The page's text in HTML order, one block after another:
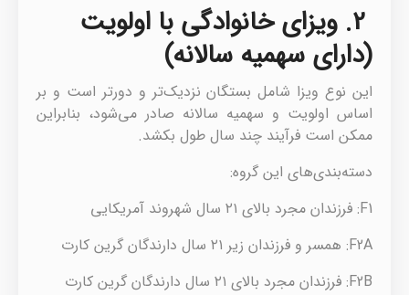
2. ویزای خانوادگی با اولویت
(دارای سهمیه سالانه)
این نوع ویزا شامل بستگان نزدیک‌تر و دورتر است و بر
اساس اولویت و سهمیه سالانه صادر می‌شود، بنابراین
ممکن است فرآیند چند سال طول بکشد.
دسته‌بندی‌های این گروه:
F1: فرزندان مجرد بالای ۲۱ سال شهروند آمریکایی
F2A: همسر و فرزندان زیر ۲۱ سال دارندگان گرین کارت
F2B: فرزندان مجرد بالای ۲۱ سال دارندگان گرین کارت